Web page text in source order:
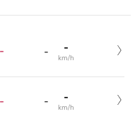
- - -
km/h
- - -
km/h